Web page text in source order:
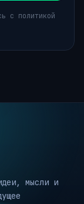
с политикой
мысли и